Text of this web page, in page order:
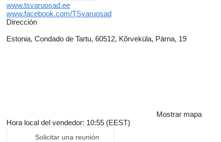
www.tsvaruosad.ee
www.facebook.com/TSvaruosad
Dirección
Estonia, Condado de Tartu, 60512, Kõrveküla, Pärna, 19
Mostrar mapa
Hora local del vendedor: 10:55 (EEST)
Solicitar una reunión